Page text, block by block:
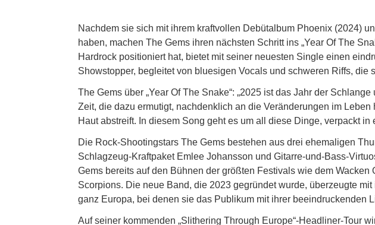
Nachdem sie sich mit ihrem kraftvollen Debütalbum Phoenix (2024)
haben, machen The Gems ihren nächsten Schritt ins „Year Of The
Hardrock positioniert hat, bietet mit seiner neuesten Single einen
Showstopper, begleitet von bluesigen Vocals und schweren Riffs,
The Gems über „Year Of The Snake“: „2025 ist das Jahr der
Zeit, die dazu ermutigt, nachdenklich an die Veränderungen im
Haut abstreift. In diesem Song geht es um all diese Dinge, verpackt
Die Rock-Shootingstars The Gems bestehen aus drei ehemaligen
Schlagzeug-Kraftpaket Emlee Johansson und Gitarre-und-Bass-
Gems bereits auf den Bühnen der größten Festivals wie dem
Scorpions. Die neue Band, die 2023 gegründet wurde, überzeugte
ganz Europa, bei denen sie das Publikum mit ihrer beeindruckenden
Auf seiner kommenden „Slithering Through Europe“-Headliner-Tour